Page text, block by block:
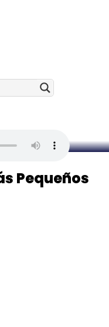
Pequeños